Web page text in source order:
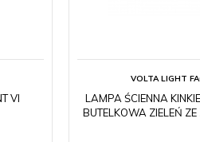
VI
VOLTA LIGHT
LAMPA ŚCIENNA
BUTELKOWA ZIELEŃ